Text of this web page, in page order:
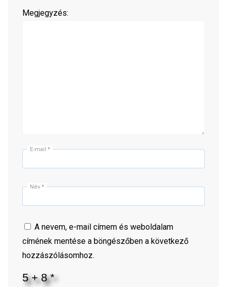
Megjegyzés:
E-mail *
Név *
A nevem, e-mail címem és weboldalam
címének mentése a böngészőben a következő
hozzászólásomhoz.